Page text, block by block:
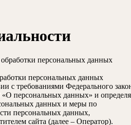
персональных данных
персональных данных
с требованиями Федерального
персональных данных» и
данных и меры по
персональных данных,
сайта (далее – Оператор).